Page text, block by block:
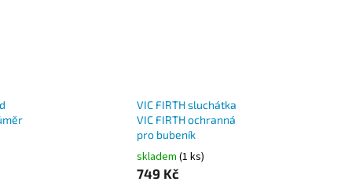
VIC FIRTH sluchátka
VIC FIRTH ochranná
pro bubeník
skladem (1 ks)
749 Kč